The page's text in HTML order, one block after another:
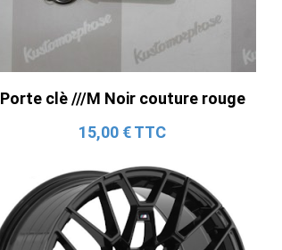
Porte clè ///M Noir couture rouge
15,00 € TTC